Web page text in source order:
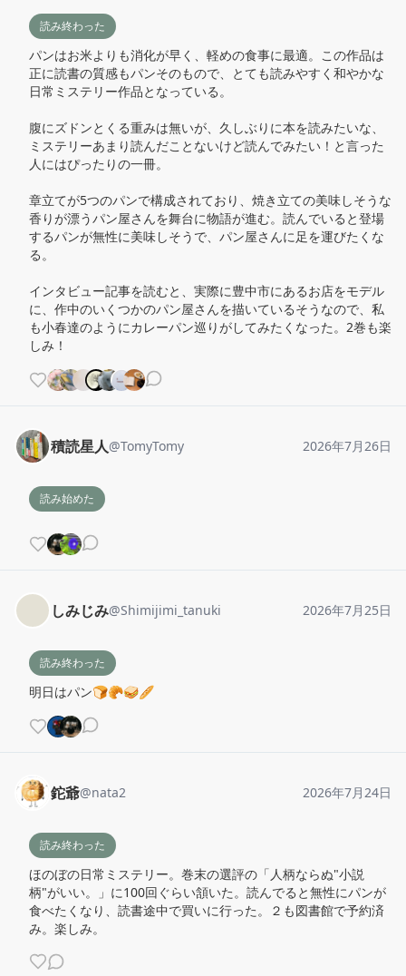
読み終わった
パンはお米よりも消化が早く、軽めの食事に最適。この作品は
正に読書の質感もパンそのもので、とても読みやすく和やかな
日常ミステリー作品となっている。
腹にズドンとくる重みは無いが、久しぶりに本を読みたいな、
ミステリーあまり読んだことないけど読んでみたい！と言った
人にはぴったりの一冊。
章立てが5つのパンで構成されており、焼き立ての美味しそうな
香りが漂うパン屋さんを舞台に物語が進む。読んでいると登場
するパンが無性に美味しそうで、パン屋さんに足を運びたくな
る。
インタビュー記事を読むと、実際に豊中市にあるお店をモデル
に、作中のいくつかのパン屋さんを描いているそうなので、私
も小春達のようにカレーパン巡りがしてみたくなった。2巻も楽
しみ！
積読星人@TomyTomy 2026年7月26日
読み始めた
しみじみ@Shimijimi_tanuki 2026年7月25日
読み終わった
明日はパン🍞🥐🥪🥖
鉈爺@nata2 2026年7月24日
読み終わった
ほのぼの日常ミステリー。巻末の選評の「人柄ならぬ"小説
柄"がいい。」に100回ぐらい頷いた。読んでると無性にパンが
食べたくなり、読書途中で買いに行った。２も図書館で予約済
み。楽しみ。